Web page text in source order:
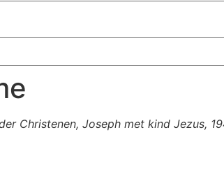
Christenen, Joseph met kind Jezus,